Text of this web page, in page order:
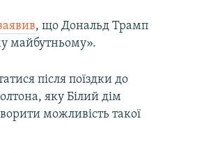
, що Дональд Трамп
майбутньому».
після поїздки до
яку Білий дім
можливість такої